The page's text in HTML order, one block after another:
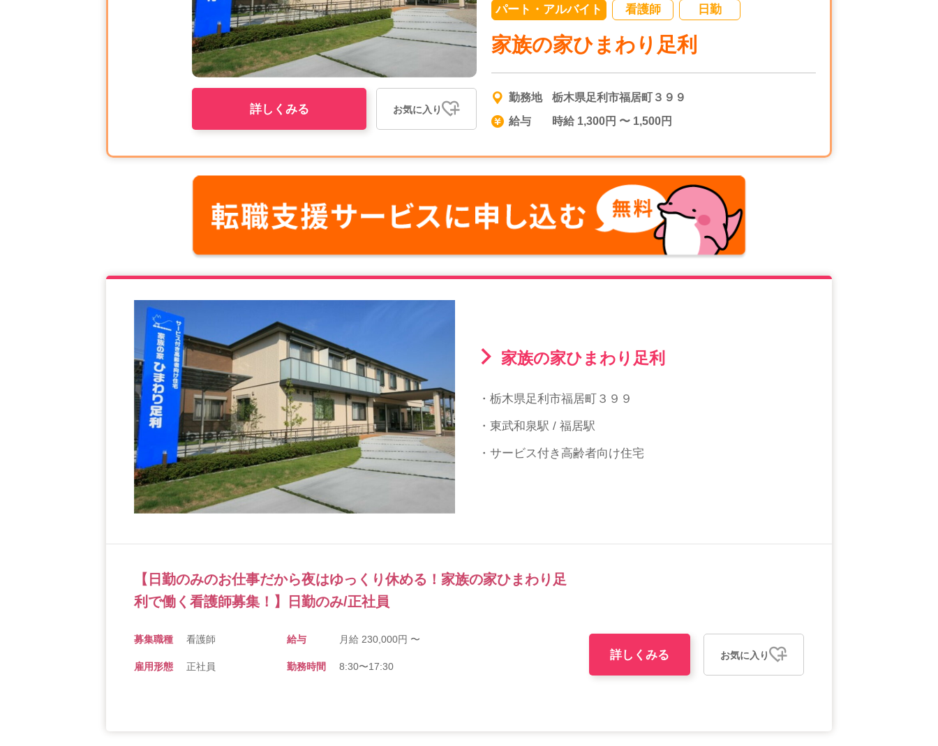
パート・アルバイト 看護師 日勤
家族の家ひまわり足利
勤務地
栃木県足利市福居町３９９
給与
時給 1,300円 〜 1,500円
詳しくみる お気に入り
家族の家ひまわり足利
・栃木県足利市福居町３９９
・東武和泉駅 / 福居駅
・サービス付き高齢者向け住宅
【日勤のみのお仕事だから夜はゆっくり休める！家族の家ひまわり足
利で働く看護師募集！】日勤のみ/正社員
募集職種 看護師 給与 月給 230,000円 〜
雇用形態 正社員 勤務時間 8:30〜17:30
詳しくみる お気に入り